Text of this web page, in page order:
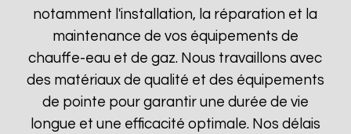
notamment l'installation, la réparation et la
maintenance de vos équipements de
chauffe-eau et de gaz. Nous travaillons avec
des matériaux de qualité et des équipements
de pointe pour garantir une durée de vie
longue et une efficacité optimale. Nos délais